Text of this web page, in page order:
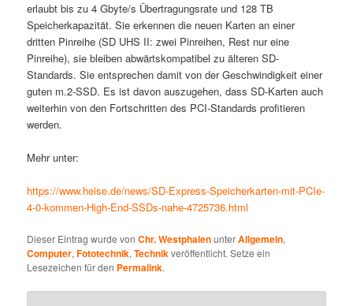
erlaubt bis zu 4 Gbyte/s Übertragungsrate und 128 TB
Speicherkapazität. Sie erkennen die neuen Karten an einer
dritten Pinreihe (SD UHS II: zwei Pinreihen, Rest nur eine
Pinreihe), sie bleiben abwärtskompatibel zu älteren SD-
Standards. Sie entsprechen damit von der Geschwindigkeit einer
guten m.2-SSD. Es ist davon auszugehen, dass SD-Karten auch
weiterhin von den Fortschritten des PCI-Standards profitieren
werden.
Mehr unter:
https://www.heise.de/news/SD-Express-Speicherkarten-mit-PCIe-
4-0-kommen-High-End-SSDs-nahe-4725736.html
Dieser Eintrag wurde vonChr. WestphalenunterAllgemein,
Computer,Fototechnik,Technikveröffentlicht. Setze ein
Lesezeichen für den Permalink.